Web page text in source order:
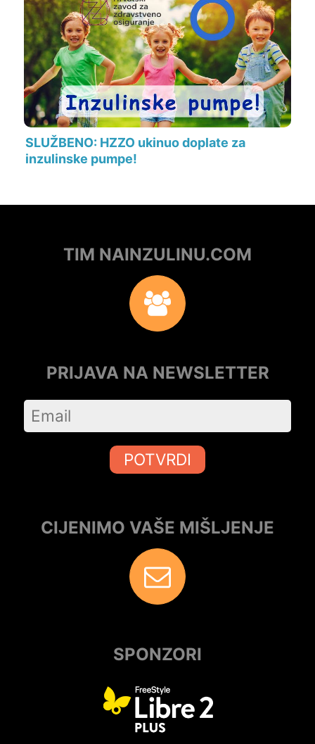
SLUŽBENO: HZZO ukinuo doplate za
inzulinske pumpe!
TIM NAINZULINU.COM
PRIJAVA NA NEWSLETTER
POTVRDI
CIJENIMO VAŠE MIŠLJENJE
SPONZORI